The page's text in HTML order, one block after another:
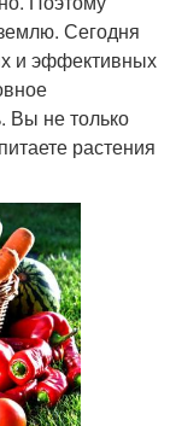
Сегодня
и эффективных
Вы не только
растения